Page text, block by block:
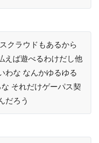
クラウドもあるから
えば遊べるわけだし他
わな なんかゆるゆる
それだけゲーパス契
だろう